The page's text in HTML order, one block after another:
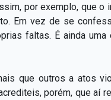
por exemplo, que o
Em vez de se
faltas. É ainda
que outros a atos
porém, que aí